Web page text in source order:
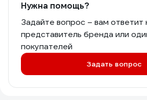
Нужна помощь?
Задайте вопрос – вам ответит
представитель бренда или
покупателей
Задать вопрос